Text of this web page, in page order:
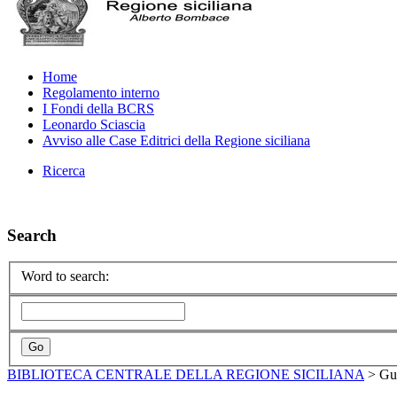
Home
Regolamento interno
I Fondi della BCRS
Leonardo Sciascia
Avviso alle Case Editrici della Regione siciliana
Ricerca
Search
Word to search:
BIBLIOTECA CENTRALE DELLA REGIONE SICILIANA >